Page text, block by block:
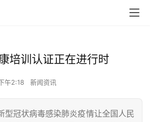
培训认证正在进行时
午2:18 新闻资讯
型冠状病毒感染肺炎疫情让全国人民